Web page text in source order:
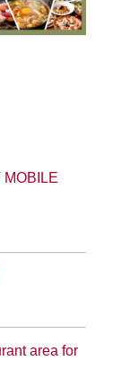
MOBILE
area for